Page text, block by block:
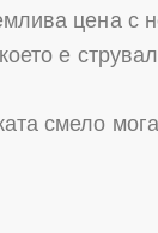
цена с
е
смело